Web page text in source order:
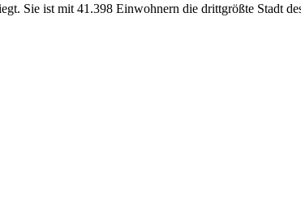
Sie ist mit 41.398 Einwohnern die drittgrößte Stadt